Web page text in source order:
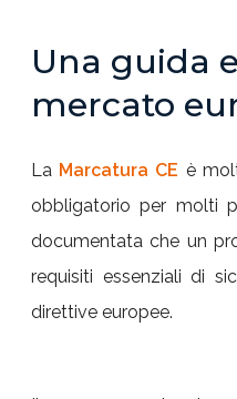
Una guida
mercato
La Marcatura CE è
obbligatorio per molti
documentata che un
requisiti essenziali di
direttive europee.